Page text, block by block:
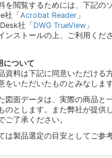
を閲覧するためには、下記の
社「 Acrobat Reader」
社「 DWG TrueView」
ンストールの上、ご利用くださ
について
資料は下記に同意いただける
をいただいたものとみなしま
図面データは、実際の商品と
のとします。また弊社が提供
ご了承ください。
は製品選定の目安としてご参